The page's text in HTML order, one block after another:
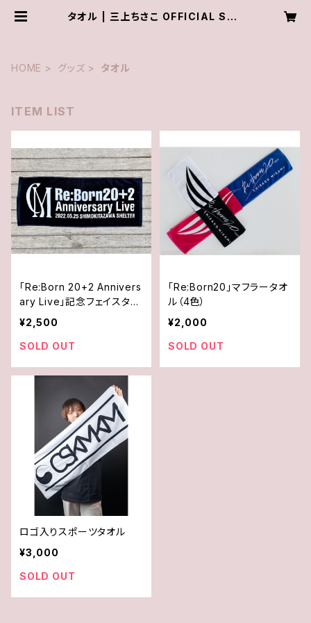
タオル | 三上ちさこ OFFICIAL SHO
HOME グッズ タオル
ITEM LIST
「Re:Born 20+2 Annivers
ary Live」記念フェイスタオ
ル
¥2,500
SOLD OUT
「Re:Born20」マフラータオ
ル（4色）
¥2,000
SOLD OUT
ロゴ入りスポーツタオル
¥3,000
SOLD OUT